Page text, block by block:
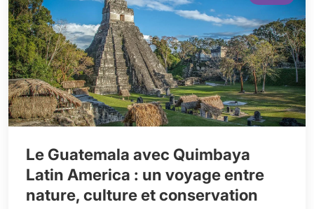
Le Guatemala avec Quimbaya
Latin America : un voyage entre
nature, culture et conservation